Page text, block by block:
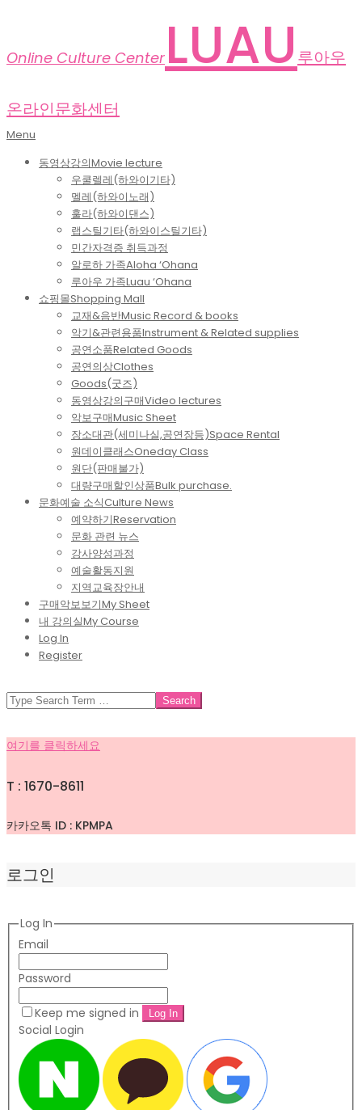
Online Culture Center LUAU 루아우
온라인문화센터
Primary
Menu
Menu
동영상강의Movie lecture
우쿨렐레(하와이기타)
멜레(하와이노래)
훌라(하와이댄스)
랩스틸기타(하와이스틸기타)
민간자격증 취득과정
알로하 가족Aloha ‘Ohana
루아우 가족Luau ‘Ohana
쇼핑몰Shopping Mall
교재&음반Music Record & books
악기&관련용품Instrument & Related supplies
공연소품Related Goods
공연의상Clothes
Goods(굿즈)
동영상강의구매Video lectures
악보구매Music Sheet
장소대관(세미나실,공연장등)Space Rental
원데이클래스Oneday Class
원단(판매불가)
대량구매할인상품Bulk purchase.
문화예술 소식Culture News
예약하기Reservation
문화 관련 뉴스
강사양성과정
예술활동지원
지역교육장안내
구매악보보기My Sheet
내 강의실My Course
Log In
Register
SEARCH
여기를 클릭하세요
T : 1670-8611
카카오톡 ID : KPMPA
로그인
Log In
Email
Password
Keep me signed in
Social Login